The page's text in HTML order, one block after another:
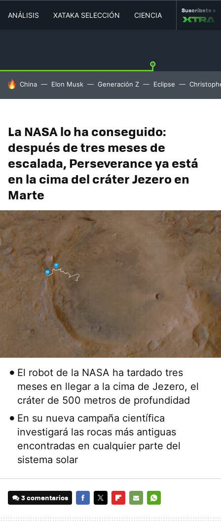
ANÁLISIS XATAKA SELECCIÓN CIENCIA MOVILIDAD
Suscríbete a
HOY SE HABLA DE
China Elon Musk Generación Z Eclipse
La NASA lo ha conseguido:
después de tres meses de
escalada, Perseverance ya está
en la cima del cráter Jezero en
Marte
El robot de la NASA ha tardado tres
meses en llegar a la cima de Jezero, el
cráter de 500 metros de profundidad
En su nueva campaña científica
investigará las rocas más antiguas
encontradas en cualquier parte del
sistema solar
3 comentarios